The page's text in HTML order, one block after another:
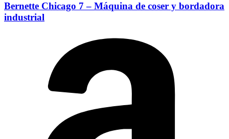
Bernette Chicago 7 – Máquina de coser y bordadora
industrial